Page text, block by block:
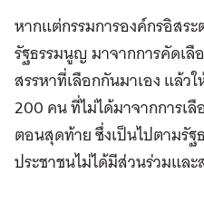
หากแต่กรรมการองค์กรอิสร
รัฐธรรมนูญ มาจากการคัดเ
สรรหาที่เลือกกันมาเอง แล้
200 คน ที่ไม่ได้มาจากการเ
ตอนสุดท้าย ซึ่งเป็นไปตามรั
ประชาชนไม่ได้มีส่วนร่วมแล